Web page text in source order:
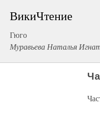
ВикиЧтение
Гюго
Муравьева Наталья